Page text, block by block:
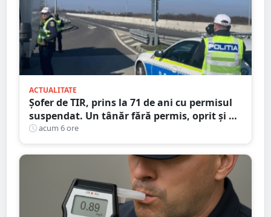
ACTUALITATE
Șofer de TIR, prins la 71 de ani cu permisul
suspendat. Un tânăr fără permis, oprit și el
la Petea
acum 6 ore